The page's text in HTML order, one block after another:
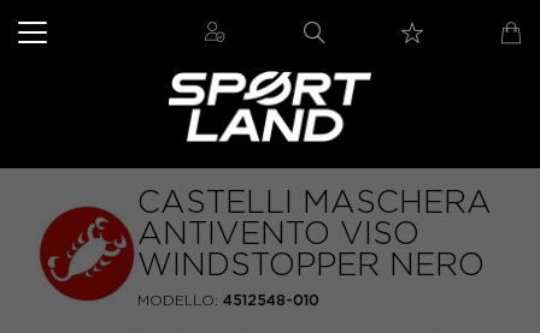
CASTELLI MASCHERA
ANTIVENTO VISO
WINDSTOPPER NERO
MODELLO: 4512548-010